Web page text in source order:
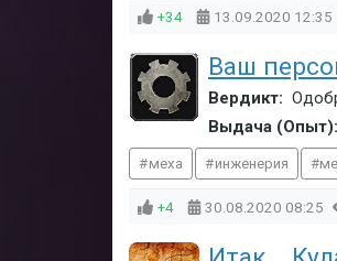
+34 13.09.2020 12:35
Ваш
Вердикт:
Выдача (Опыт):
меха инженерия
+4 30.08.2020 08:25